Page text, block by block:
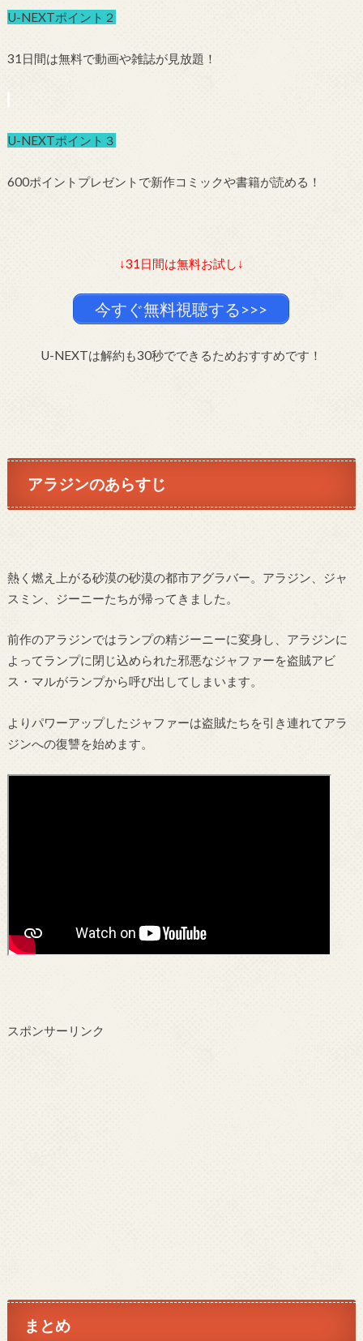
U-NEXTポイント２
31日間は無料で動画や雑誌が見放題！
U-NEXTポイント３
600ポイントプレゼントで新作コミックや書籍が読める！
↓31日間は無料お試し↓
今すぐ無料視聴する>>>
U-NEXTは解約も30秒でできるためおすすめです！
アラジンのあらすじ
熱く燃え上がる砂漠の砂漠の都市アグラバー。アラジン、ジャ
スミン、ジーニーたちが帰ってきました。
前作のアラジンではランプの精ジーニーに変身し、アラジンに
よってランプに閉じ込められた邪悪なジャファーを盗賊アビ
ス・マルがランプから呼び出してしまいます。
よりパワーアップしたジャファーは盗賊たちを引き連れてアラ
ジンへの復讐を始めます。
スポンサーリンク
まとめ